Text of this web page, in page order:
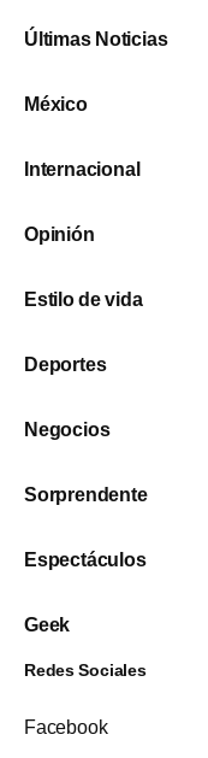
Últimas Noticias
México
Internacional
Opinión
Estilo de vida
Deportes
Negocios
Sorprendente
Espectáculos
Geek
Redes Sociales
Facebook